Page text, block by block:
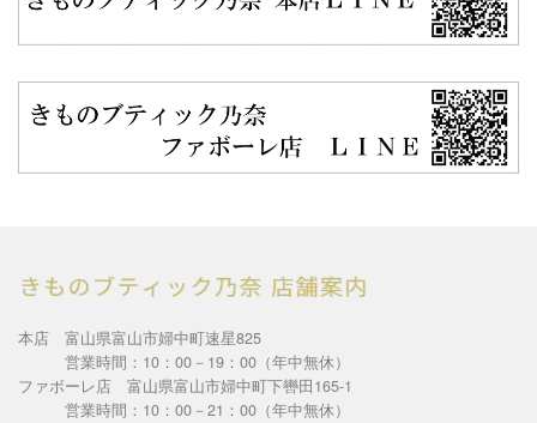
本店 富山県富山市婦中町速星825
営業時間：10：00－19：00（年中無休）
ファボーレ店 富山県富山市婦中町下轡田165-1
営業時間：10：00－21：00（年中無休）